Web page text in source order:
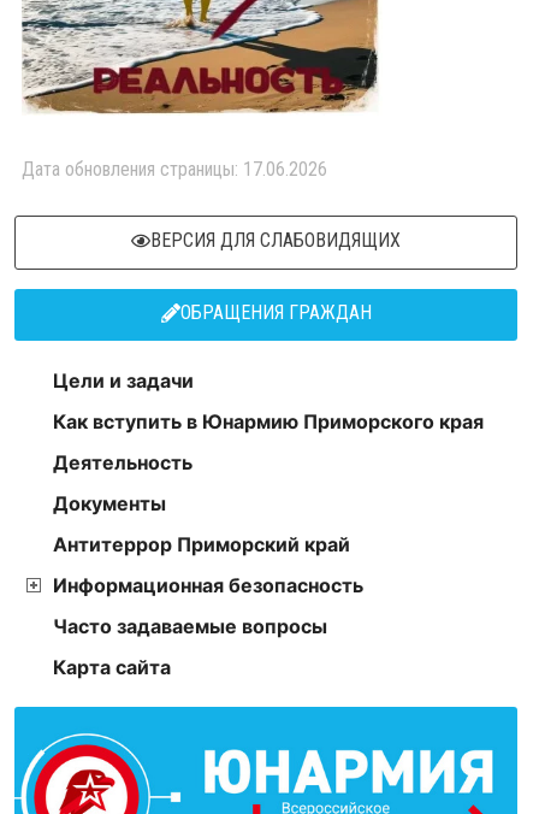
Дата обновления страницы: 17.06.2026
ВЕРСИЯ ДЛЯ СЛАБОВИДЯЩИХ
ОБРАЩЕНИЯ ГРАЖДАН
Цели и задачи
Как вступить в Юнармию Приморского края
Деятельность
Документы
Антитеррор Приморский край
Информационная безопасность
Часто задаваемые вопросы
Карта сайта